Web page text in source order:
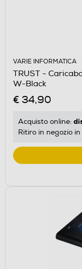
VARIE INFORMATICA
TRUST -
W-Black
€ 34,90
Acquisto online:
Ritiro in negozio